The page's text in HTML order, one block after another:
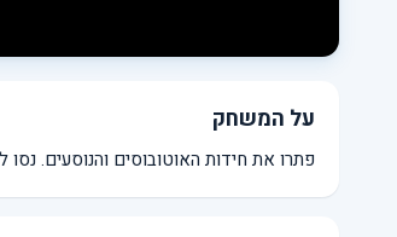
על המשחק
פתרו את חידות האוטובוסים והנוסעים.